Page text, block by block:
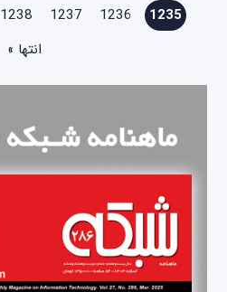
1235
1236
1237
1238
انتها »